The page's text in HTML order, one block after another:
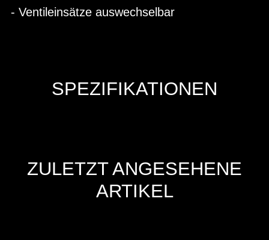
- Ventileinsätze auswechselbar
SPEZIFIKATIONEN
ZULETZT ANGESEHENE
ARTIKEL